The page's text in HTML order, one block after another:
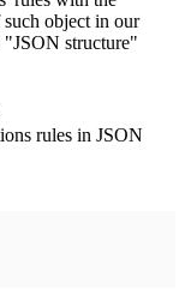
such object in our
"JSON structure"
rules in JSON